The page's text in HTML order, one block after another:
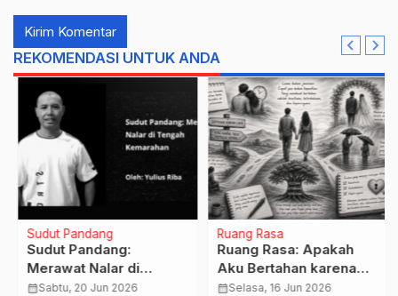
REKOMENDASI UNTUK ANDA
Sudut Pandang
Sudut Pandang:
Merawat Nalar di
Tengah Kemarahan
calendar_monthSabtu, 20 Jun 2026
Ruang Rasa
Ruang Rasa: Apakah
Aku Bertahan karena
Cinta, atau Hanya
calendar_monthSelasa, 16 Jun 2026